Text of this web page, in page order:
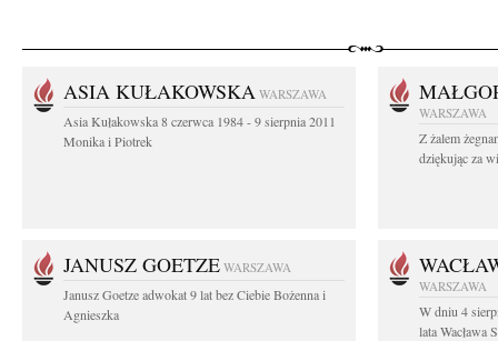
ASIA KUŁAKOWSKA WARSZAWA
Asia Kułakowska 8 czerwca 1984 - 9 sierpnia 2011
Monika i Piotrek
WARSZAWA
Z żalem
dziękując za
JANUSZ GOETZE WARSZAWA
Janusz Goetze adwokat 9 lat bez Ciebie Bożenna i
Agnieszka
WARSZAWA
W dniu 4
lata Wacława